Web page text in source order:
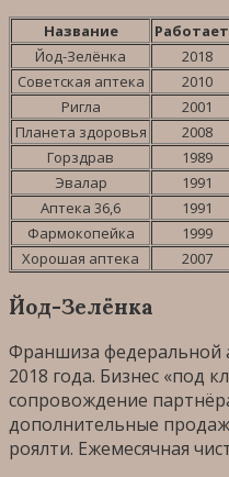
Название
Йод-Зелёнка
2018
Советская аптека
2010
Ригла
2001
Планета здоровья
2008
Горздрав
1989
Эвалар
1991
Аптека 36,6
1991
Фармокопейка
1999
Хорошая аптека
2007
Йод-Зелёнка
Франшиза федеральной
2018 года. Бизнес «под
сопровождение
дополнительные
роялти. Ежемесячная